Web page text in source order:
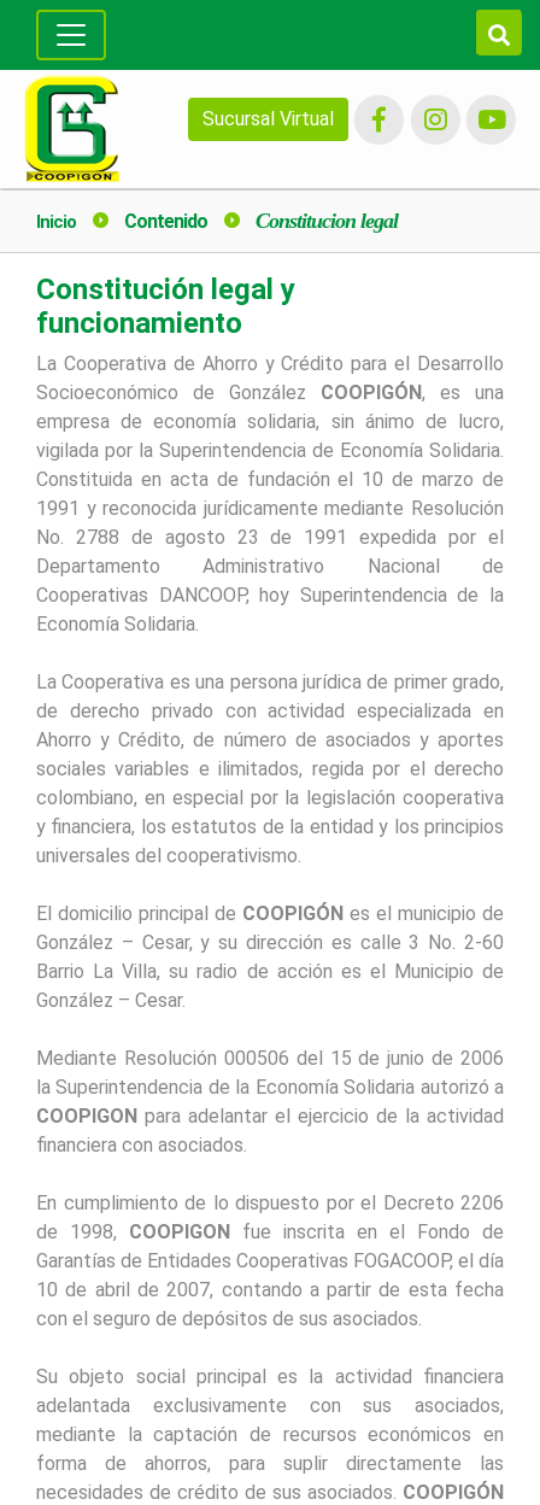
Buscar
Sucursal Virtual
Inicio Contenido Constitucion legal
Constitución legal y
funcionamiento
La Cooperativa de Ahorro y Crédito para el Desarrollo
Socioeconómico de González COOPIGÓN, es una
empresa de economía solidaria, sin ánimo de lucro,
vigilada por la Superintendencia de Economía Solidaria.
Constituida en acta de fundación el 10 de marzo de
1991 y reconocida jurídicamente mediante Resolución
No. 2788 de agosto 23 de 1991 expedida por el
Departamento Administrativo Nacional de
Cooperativas DANCOOP, hoy Superintendencia de la
Economía Solidaria.
La Cooperativa es una persona jurídica de primer grado,
de derecho privado con actividad especializada en
Ahorro y Crédito, de número de asociados y aportes
sociales variables e ilimitados, regida por el derecho
colombiano, en especial por la legislación cooperativa
y financiera, los estatutos de la entidad y los principios
universales del cooperativismo.
El domicilio principal de COOPIGÓN es el municipio de
González – Cesar, y su dirección es calle 3 No. 2-60
Barrio La Villa, su radio de acción es el Municipio de
González – Cesar.
Mediante Resolución 000506 del 15 de junio de 2006
la Superintendencia de la Economía Solidaria autorizó a
COOPIGON para adelantar el ejercicio de la actividad
financiera con asociados.
En cumplimiento de lo dispuesto por el Decreto 2206
de 1998, COOPIGON fue inscrita en el Fondo de
Garantías de Entidades Cooperativas FOGACOOP, el día
10 de abril de 2007, contando a partir de esta fecha
con el seguro de depósitos de sus asociados.
Su objeto social principal es la actividad financiera
adelantada exclusivamente con sus asociados,
mediante la captación de recursos económicos en
forma de ahorros, para suplir directamente las
necesidades de crédito de sus asociados. COOPIGÓN